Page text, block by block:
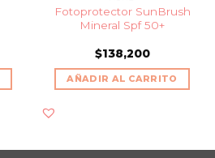
Fotoprotector SunBrush
Mineral Spf 50+
$138,200
AÑADIR AL CARRITO